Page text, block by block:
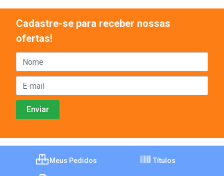
Cadastre-se para receber nossas
ofertas!
Meus Pedidos Títulos